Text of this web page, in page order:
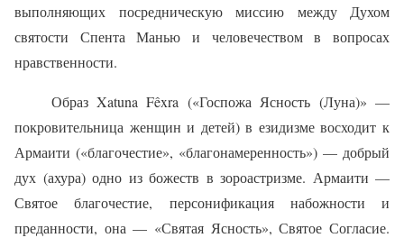
выполняющих посредническую миссию между Духом
святости Спента Манью и человечеством в вопросах
нравственности.
Образ Xatuna Fêxra («Госпожа Ясность (Луна)» —
покровительница женщин и детей) в езидизме восходит к
Армаити («благочестие», «благонамеренность») — добрый
дух (ахура) одно из божеств в зороастризме. Армаити —
Святое благочестие, персонификация набожности и
преданности, она — «Святая Ясность», Святое Согласие.